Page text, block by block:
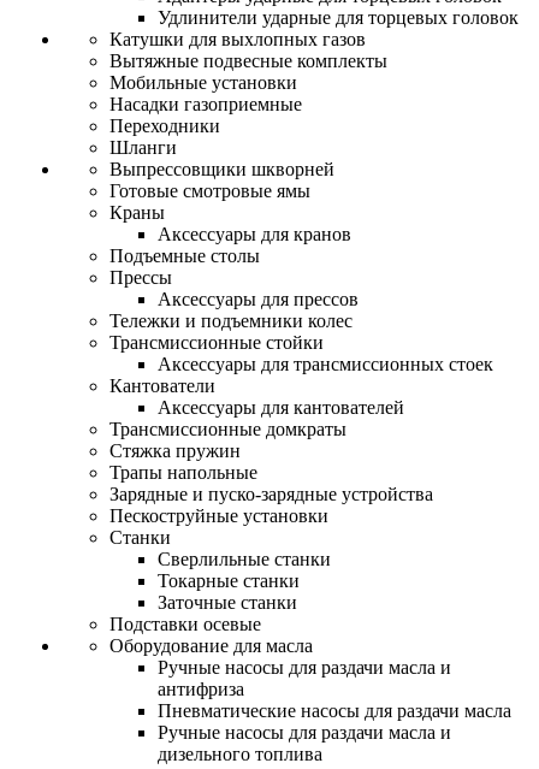
Удлинители ударные для торцевых головок
Катушки для выхлопных газов
Вытяжные подвесные комплекты
Мобильные установки
Насадки газоприемные
Переходники
Шланги
Выпрессовщики шкворней
Готовые смотровые ямы
Краны
Аксессуары для кранов
Подъемные столы
Прессы
Аксессуары для прессов
Тележки и подъемники колес
Трансмиссионные стойки
Аксессуары для трансмиссионных стоек
Кантователи
Аксессуары для кантователей
Трансмиссионные домкраты
Стяжка пружин
Трапы напольные
Зарядные и пуско-зарядные устройства
Пескоструйные установки
Станки
Сверлильные станки
Токарные станки
Заточные станки
Подставки осевые
Оборудование для масла
Ручные насосы для раздачи масла и
антифриза
Пневматические насосы для раздачи масла
Ручные насосы для раздачи масла и
дизельного топлива